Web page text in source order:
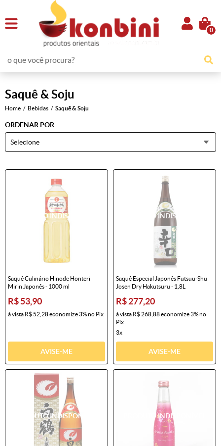
0
Saquê & Soju
Home Bebidas Saquê & Soju
ORDENAR POR
Selecione
Saquê Culinário Hinode Honteri
Mirin Japonês - 1000 ml
R$ 53,90
à vista R$ 52,28economize3%no Pix
AVISE-ME
Saquê Especial Japonês Futsuu-Shu
Josen Dry Hakutsuru - 1,8L
R$ 277,20
à vista R$ 268,88economize3%no
Pix
3x
AVISE-ME